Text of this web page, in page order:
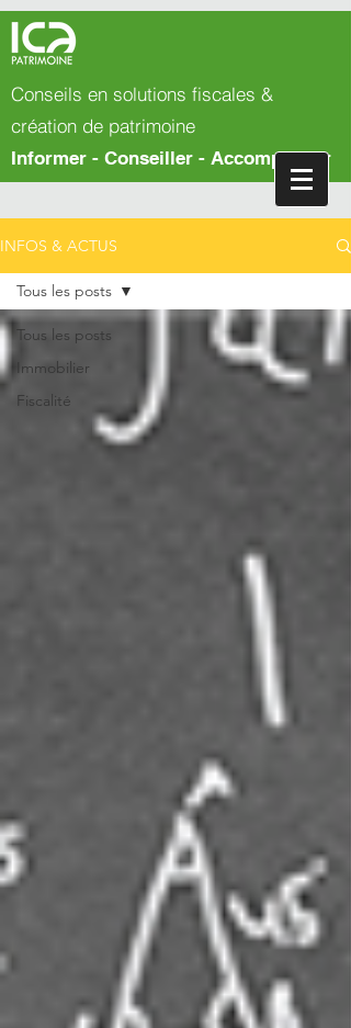
Conseils en solutions fiscales &
création de patrimoine
Informer - Conseiller - Accompagner
INFOS & ACTUS
Tous les posts
Immobilier
Fiscalité
Tous les posts